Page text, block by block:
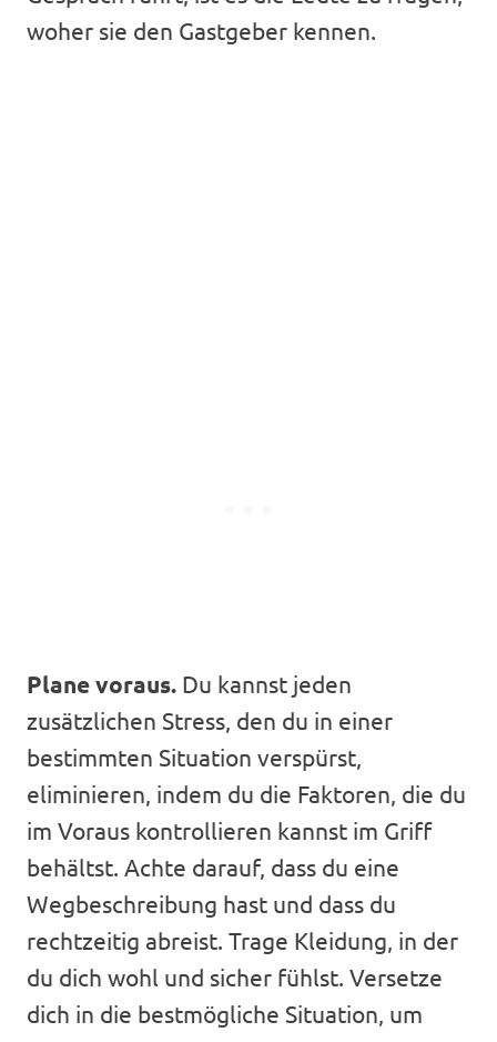
woher sie den Gastgeber kennen.
Plane voraus. Du kannst jeden
zusätzlichen Stress, den du in einer
bestimmten Situation verspürst,
eliminieren, indem du die Faktoren, die du
im Voraus kontrollieren kannst im Griff
behältst. Achte darauf, dass du eine
Wegbeschreibung hast und dass du
rechtzeitig abreist. Trage Kleidung, in der
du dich wohl und sicher fühlst. Versetze
dich in die bestmögliche Situation, um